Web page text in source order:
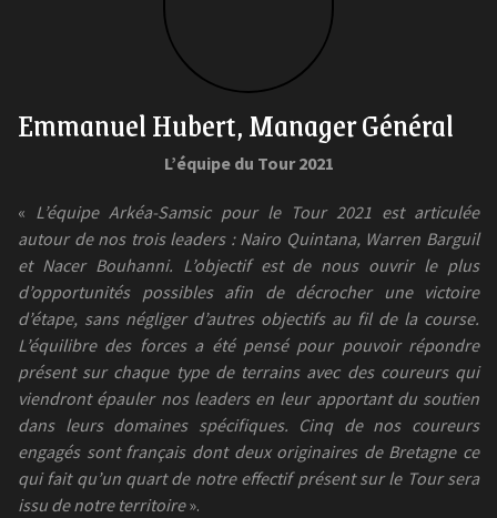
Emmanuel Hubert, Manager Général
L’équipe du Tour 2021
« L’équipe Arkéa-Samsic pour le Tour 2021 est articulée
autour de nos trois leaders : Nairo Quintana, Warren Barguil
et Nacer Bouhanni. L’objectif est de nous ouvrir le plus
d’opportunités possibles afin de décrocher une victoire
d’étape, sans négliger d’autres objectifs au fil de la course.
L’équilibre des forces a été pensé pour pouvoir répondre
présent sur chaque type de terrains avec des coureurs qui
viendront épauler nos leaders en leur apportant du soutien
dans leurs domaines spécifiques. Cinq de nos coureurs
engagés sont français dont deux originaires de Bretagne ce
qui fait qu’un quart de notre effectif présent sur le Tour sera
issu de notre territoire».